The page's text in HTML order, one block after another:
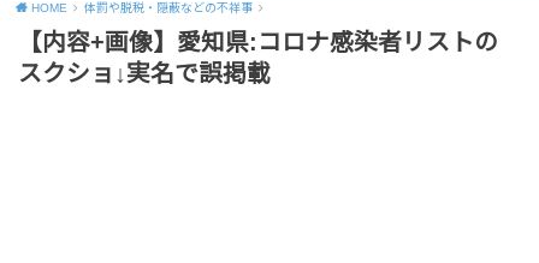
HOME 体罰や脱税・隠蔽などの不祥事
【内容+画像】愛知県:コロナ感染者リストの
スクショ↓実名で誤掲載